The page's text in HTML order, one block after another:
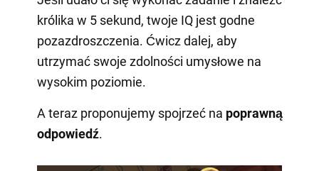
królika w 5 sekund, twoje IQ jest godne
pozazdroszczenia. Ćwicz dalej, aby
utrzymać swoje zdolności umysłowe na
wysokim poziomie.
A teraz proponujemy spojrzeć na poprawną
odpowiedź.